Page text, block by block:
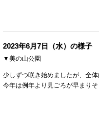
2023年6月7日（水）の様子
▼美の山公園
少しずつ咲き始めましたが、全体
今年は例年より見ごろが早まりそ